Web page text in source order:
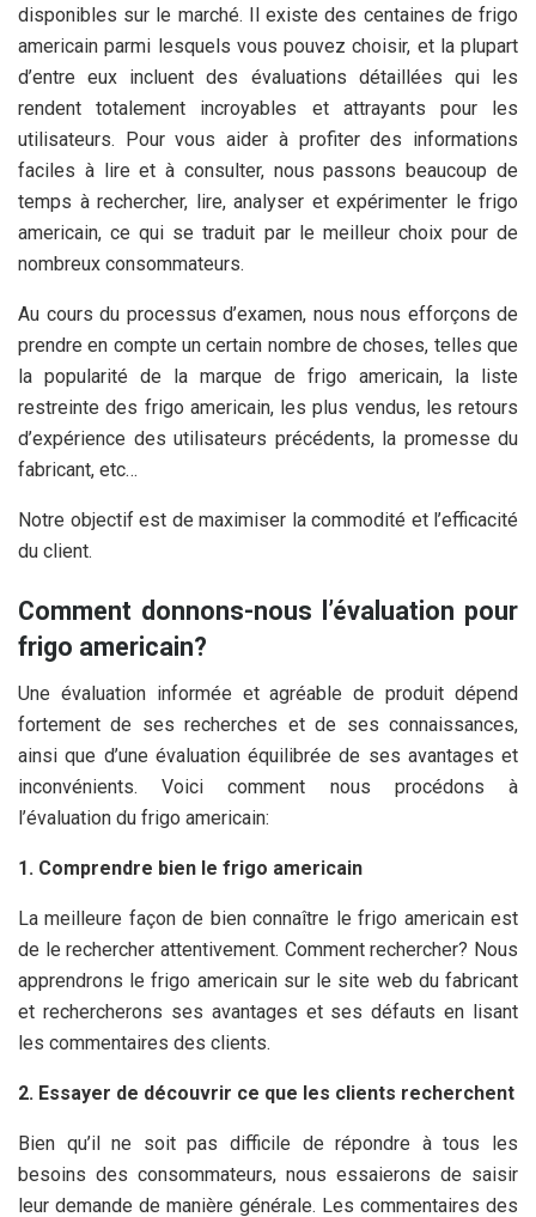
disponibles sur le marché. Il existe des centaines de frigo
americain parmi lesquels vous pouvez choisir, et la plupart
d’entre eux incluent des évaluations détaillées qui les
rendent totalement incroyables et attrayants pour les
utilisateurs. Pour vous aider à profiter des informations
faciles à lire et à consulter, nous passons beaucoup de
temps à rechercher, lire, analyser et expérimenter le frigo
americain, ce qui se traduit par le meilleur choix pour de
nombreux consommateurs.
Au cours du processus d’examen, nous nous efforçons de
prendre en compte un certain nombre de choses, telles que
la popularité de la marque de frigo americain, la liste
restreinte des frigo americain, les plus vendus, les retours
d’expérience des utilisateurs précédents, la promesse du
fabricant, etc…
Notre objectif est de maximiser la commodité et l’efficacité
du client.
Comment donnons-nous l’évaluation pour
frigo americain?
Une évaluation informée et agréable de produit dépend
fortement de ses recherches et de ses connaissances,
ainsi que d’une évaluation équilibrée de ses avantages et
inconvénients. Voici comment nous procédons à
l’évaluation du frigo americain:
1. Comprendre bien le frigo americain
La meilleure façon de bien connaître le frigo americain est
de le rechercher attentivement. Comment rechercher? Nous
apprendrons le frigo americain sur le site web du fabricant
et rechercherons ses avantages et ses défauts en lisant
les commentaires des clients.
2. Essayer de découvrir ce que les clients recherchent
Bien qu’il ne soit pas difficile de répondre à tous les
besoins des consommateurs, nous essaierons de saisir
leur demande de manière générale. Les commentaires des